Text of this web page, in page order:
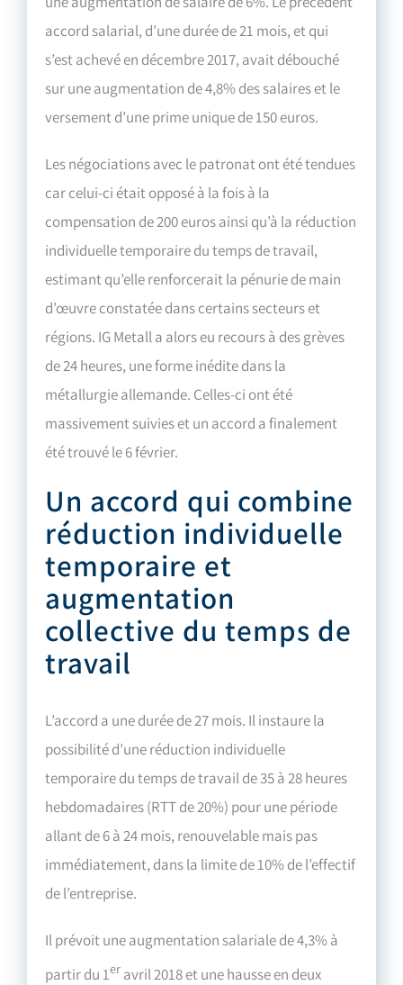
accord salarial, d’une durée de 21 mois, et qui
s’est achevé en décembre 2017, avait débouché
sur une augmentation de 4,8% des salaires et le
versement d’une prime unique de 150 euros.
Les négociations avec le patronat ont été tendues
car celui-ci était opposé à la fois à la
compensation de 200 euros ainsi qu’à la réduction
individuelle temporaire du temps de travail,
estimant qu’elle renforcerait la pénurie de main
d’œuvre constatée dans certains secteurs et
régions. IG Metall a alors eu recours à des grèves
de 24 heures, une forme inédite dans la
métallurgie allemande. Celles-ci ont été
massivement suivies et un accord a finalement
été trouvé le 6 février.
Un accord qui combine
réduction individuelle
temporaire et
augmentation
collective du temps de
travail
L’accord a une durée de 27 mois. Il instaure la
possibilité d’une réduction individuelle
temporaire du temps de travail de 35 à 28 heures
hebdomadaires (RTT de 20%) pour une période
allant de 6 à 24 mois, renouvelable mais pas
immédiatement, dans la limite de 10% de l’effectif
de l’entreprise.
Il prévoit une augmentation salariale de 4,3% à
partir du 1er avril 2018 et une hausse en deux